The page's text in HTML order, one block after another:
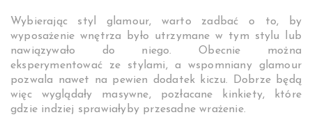
Wybierając styl glamour, warto zadbać o to, by
wyposażenie wnętrza było utrzymane w tym stylu lub
nawiązywało do niego. Obecnie można
eksperymentować ze stylami, a wspomniany glamour
pozwala nawet na pewien dodatek kiczu. Dobrze będą
więc wyglądały masywne, pozłacane kinkiety, które
gdzie indziej sprawiałyby przesadne wrażenie.